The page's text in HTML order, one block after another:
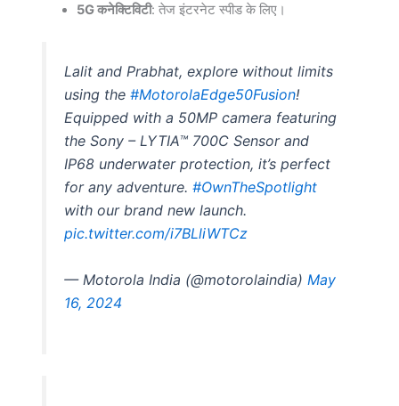
5G कनेक्टिविटी: तेज इंटरनेट स्पीड के लिए।
Lalit and Prabhat, explore without limits
using the #MotorolaEdge50Fusion!
Equipped with a 50MP camera featuring
the Sony – LYTIA™ 700C Sensor and
IP68 underwater protection, it’s perfect
for any adventure. #OwnTheSpotlight
with our brand new launch.
pic.twitter.com/i7BLliWTCz
— Motorola India (@motorolaindia) May
16, 2024